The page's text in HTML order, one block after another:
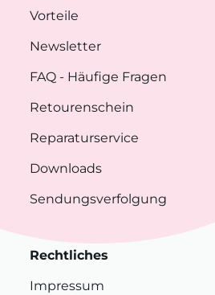
Vorteile
Newsletter
FAQ - Häufige Fragen
Retourenschein
Reparaturservice
Downloads
Sendungsverfolgung
Rechtliches
Impressum